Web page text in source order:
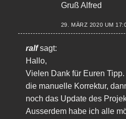
Gruß Alfred
29. MÄRZ 2020 UM
ralf sagt:
Hallo,
Vielen Dank für Euren
die manuelle Korrektur,
noch das Update des
Ausserdem habe ich alle